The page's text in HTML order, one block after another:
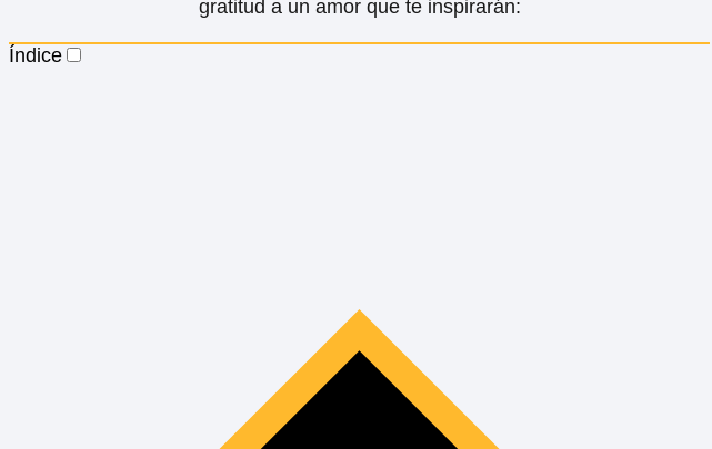
gratitud a un amor que te inspirarán:
Índice